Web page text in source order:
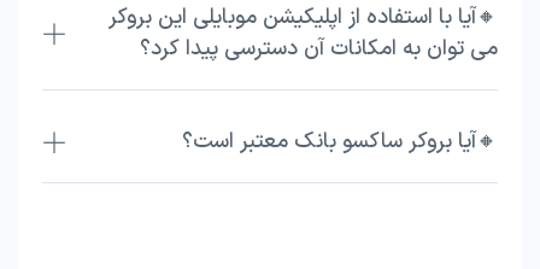
🔸آیا با استفاده از اپلیکیشن موبایلی این بروکر
می توان به امکانات آن دسترسی پیدا کرد؟
🔸آیا بروکر ساکسو بانک معتبر است؟